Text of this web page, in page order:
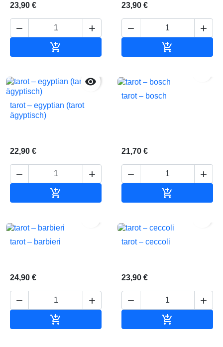
23,90 €
 

23,90 €
 


tarot – egyptian (tarot
ägyptisch)
22,90 €
 

tarot – bosch
21,70 €
 

tarot – barbieri
24,90 €
 

tarot – ceccoli
23,90 €
 
